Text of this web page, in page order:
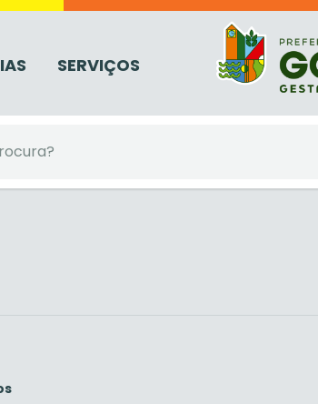
SERVIÇOS